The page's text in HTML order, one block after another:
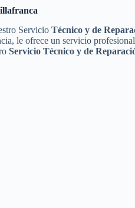
Servicio Técnico y de
le ofrece un servicio
Servicio Técnico y de